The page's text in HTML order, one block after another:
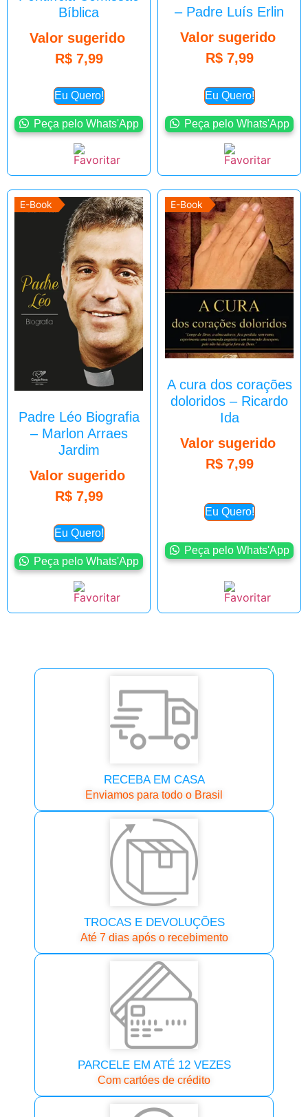
Bíblica
Valor sugerido
R$7,99
Eu Quero!
Peça pelo Whats'App
– Padre Luís Erlin
Valor sugerido
R$7,99
Eu Quero!
Peça pelo Whats'App
E-Book
Padre Léo Biografia
– Marlon Arraes
Jardim
Valor sugerido
R$7,99
Eu Quero!
Peça pelo Whats'App
E-Book
A cura dos corações
doloridos – Ricardo
Ida
Valor sugerido
R$7,99
Eu Quero!
Peça pelo Whats'App
RECEBA EM CASA
Enviamos para todo o Brasil
TROCAS E DEVOLUÇÕES
Até 7 dias após o recebimento
PARCELE EM ATÉ 12 VEZES
Com cartóes de crédito